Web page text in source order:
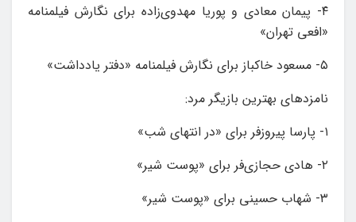
۴- پیمان معادی و پوریا مهدوی‌زاده برای نگارش فیلمنامه
«افعی تهران»
۵- مسعود خاکباز برای نگارش فیلمنامه «دفتر یادداشت»
نامزدهای بهترین بازیگر مرد:
۱- پارسا پیروزفر برای «در انتهای شب»
۲- هادی حجازی‌فر برای «پوست شیر»
۳- شهاب حسینی برای «پوست شیر»